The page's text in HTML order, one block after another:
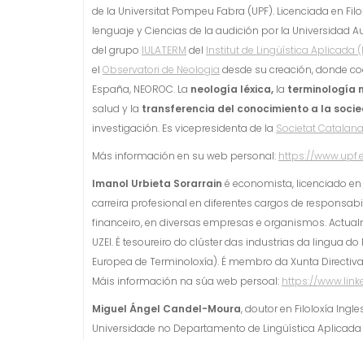
de la Universitat Pompeu Fabra (UPF). Licenciada en
lenguaje y Ciencias de la audición por la Universidad
del grupo IULATERM del Institut de Lingüística Aplicada
el Observatori de Neologia desde su creación, donde
España, NEOROC. La neología léxica, la terminología
salud y la transferencia del conocimiento a la
investigación. Es vicepresidenta de la Societat
Más información en su web personal: https://
Imanol Urbieta Sorarrain é economista, licenciado en
carreira profesional en diferentes cargos de
financeiro, en diversas empresas e organismos.
UZEI. É tesoureiro do clúster das industrias da lingua
Europea de Terminoloxía). É membro da Xunta
Máis información na súa web persoal: https://
Miguel Ángel Candel-Moura, doutor en Filoloxía
Universidade no Departamento de Lingüística